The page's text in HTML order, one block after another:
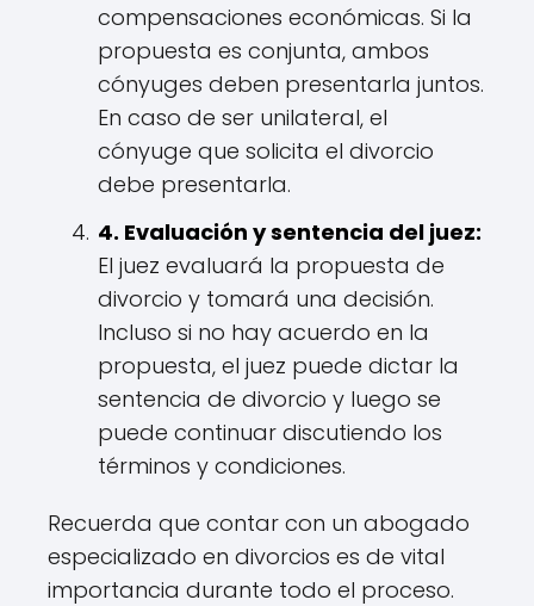
compensaciones económicas. Si la
propuesta es conjunta, ambos
cónyuges deben presentarla juntos.
En caso de ser unilateral, el
cónyuge que solicita el divorcio
debe presentarla.
4. Evaluación y sentencia del juez:
El juez evaluará la propuesta de
divorcio y tomará una decisión.
Incluso si no hay acuerdo en la
propuesta, el juez puede dictar la
sentencia de divorcio y luego se
puede continuar discutiendo los
términos y condiciones.
Recuerda que contar con un abogado
especializado en divorcios es de vital
importancia durante todo el proceso.